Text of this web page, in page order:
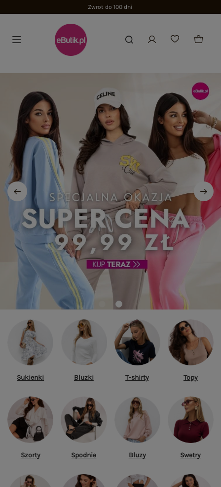
Zwrot do 100 dni
Sukienki Bluzki T-shirty Topy
Szorty Spodnie Bluzy Swetry